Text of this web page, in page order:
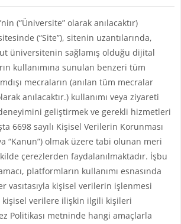
(“Üniversite” olarak anılacaktır)
(“Site”), sitenin uzantılarında,
üniversitenin sağlamış olduğu dijital
kullanımına sunulan benzeri tüm
mecraların (anılan tüm mecralar
anılacaktır.) kullanımı veya ziyareti
deneyimini geliştirmek ve gerekli hizmetleri
6698 sayılı Kişisel Verilerin Korunması
“Kanun”) olmak üzere tabi olunan meri
çerezlerden faydalanılmaktadır. İşbu
platformların kullanımı esnasında
vasıtasıyla kişisel verilerin işlenmesi
verilere ilişkin ilgili kişileri
Politikası metninde hangi amaçlarla